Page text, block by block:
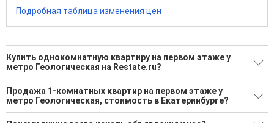
Подробная таблица изменения цен
Купить однокомнатную квартиру на первом этаже у
метро Геологическая на Restate.ru?
Поможем Купить однокомнатную квартиру на первом
этаже у метро Геологическая?
11 актуальных и проверенных объявлений
Продажа 1-комнатных квартир на первом этаже у
метро Геологическая, стоимость в Екатеринбурге?
Минимальная цена: 3 500 000 Р. Максимальная цена: 9 184